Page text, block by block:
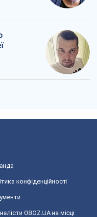
конфіденційності
OBOZ.UA на місці